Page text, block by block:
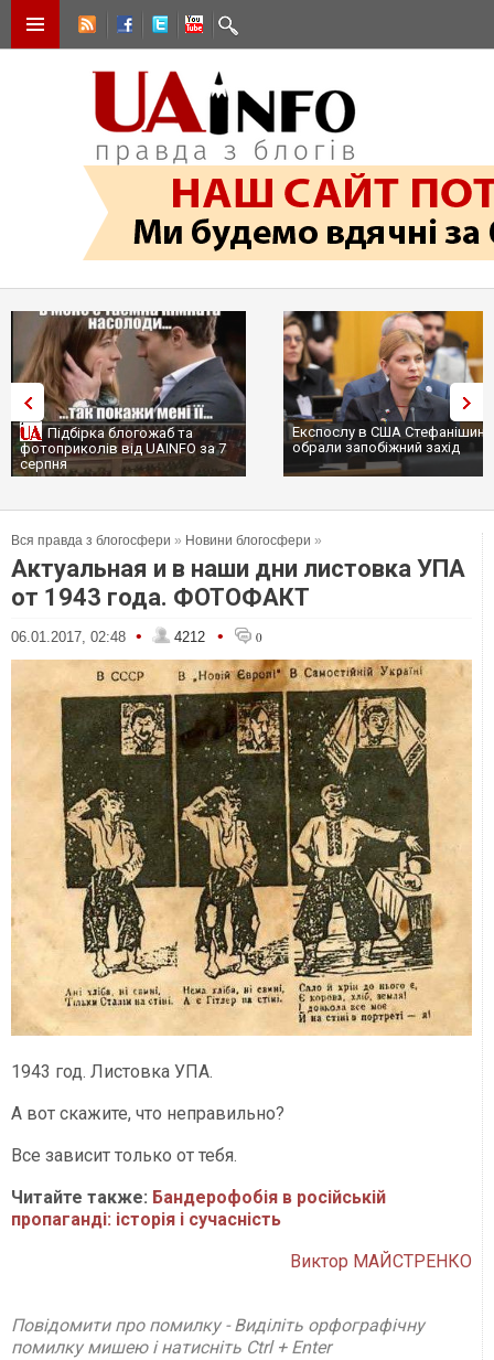
Підбірка блогожаб та
фотоприколів від UAINFO за 7
серпня
Експослу в США
обрали запобіжний захід
Вся правда з блогосфери » Новини блогосфери »
Актуальная и в наши дни листовка УПА
от 1943 года. ФОТОФАКТ
06.01.2017, 02:48 • 4212 • 0
1943 год. Листовка УПА.
А вот скажите, что неправильно?
Все зависит только от тебя.
Читайте также: Бандерофобія в російській
пропаганді: історія і сучасність
Виктор МАЙСТРЕНКО
Повідомити про помилку - Виділіть орфографічну
помилку мишею і натисніть Ctrl + Enter